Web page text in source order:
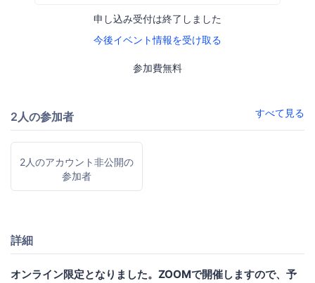
申し込み受付は終了しました
今後イベント情報を受け取る
参加費無料
2人の参加者 すべて見る
2人のアカウント非公開の
参加者
詳細
オンライン限定となりました。ZOOMで開催しますので、予